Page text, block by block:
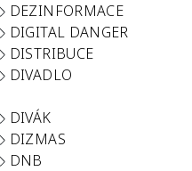
DEZINFORMACE
DIGITAL DANGER
DISTRIBUCE
DIVADLO
DIVÁK
DIZMAS
DNB